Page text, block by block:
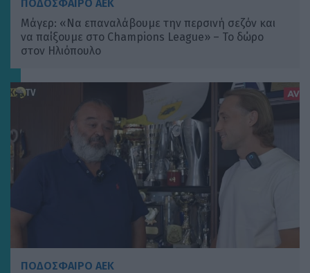
ΠΟΔΟΣΦΑΙΡΟ ΑΕΚ
Μάγερ: «Να επαναλάβουμε την περσινή σεζόν και
να παίξουμε στο Champions League» – Το δώρο
στον Ηλιόπουλο
ΠΟΔΟΣΦΑΙΡΟ ΑΕΚ